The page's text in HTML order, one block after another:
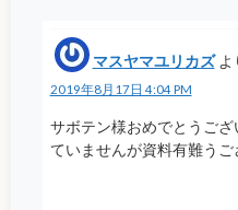
マスヤマユリカズ よ
2019年8月17日 4:04 PM
サボテン様おめでとうご
ていませんが資料有難うご